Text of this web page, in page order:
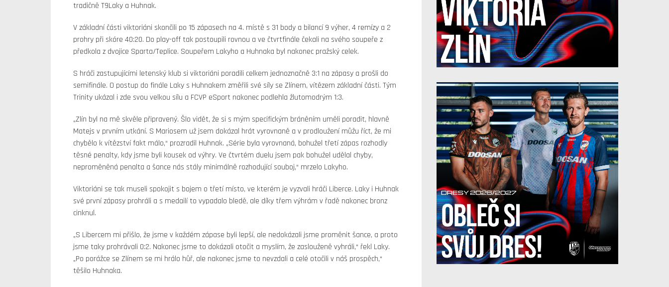
tradičně T9Laky a Huhnak.
V základní části viktoriáni skončili po 15 zápasech na 4. místě s 31 body a bilancí 9 výher, 4 remízy a 2
prohry při skóre 40:20. Do play-off tak postoupili rovnou a ve čtvrtfinále čekali na svého soupeře z
předkola z dvojice Sparta/Teplice. Soupeřem Lakyho a Huhnaka byl nakonec pražský celek.
S hráči zastupujícími letenský klub si viktoriáni poradili celkem jednoznačně 3:1 na zápasy a prošli do
semifinále. O postup do finále Laky s Huhnakem změřili své síly se Zlínem, vítězem základní části. Tým
Trinity ukázal i zde svou velkou sílu a FCVP eSport nakonec podlehla žlutomodrým 1:3.
„Zlín byl na mě skvěle připravený. Šlo vidět, že si s mým specifickým bráněním uměli poradit, hlavně
Matejs v prvním utkání. S Mariosem už jsem dokázal hrát vyrovnaně a v prodloužení můžu říct, že mi
chybělo k vítězství fakt málo,“ prozradil Huhnak. „Série byla vyrovnaná, bohužel třetí zápas rozhodly
těsné penalty, kdy jsme byli kousek od výhry. Ve čtvrtém duelu jsem pak bohužel udělal chyby,
neproměněná penalta a šance nás stály minimálně rozhodující souboj,“ mrzelo Lakyho.
Viktoriáni se tak museli spokojit s bojem o třetí místo, ve kterém je vyzvali hráči Liberce. Laky i Huhnak
své první zápasy prohráli a s medailí to vypadalo bledě, ale díky třem výhrám v řadě nakonec bronz
cinknul.
„S Libercem mi přišlo, že jsme v každém zápase byli lepší, ale nedokázali jsme proměnit šance, a proto
jsme taky prohrávali 0:2. Nakonec jsme to dokázali otočit a myslím, že zaslouženě vyhráli,“ řekl Laky.
„Po porážce se Zlínem se mi hrálo hůř, ale nakonec jsme to nevzdali a celé otočili v náš prospěch,“
těšilo Huhnaka.